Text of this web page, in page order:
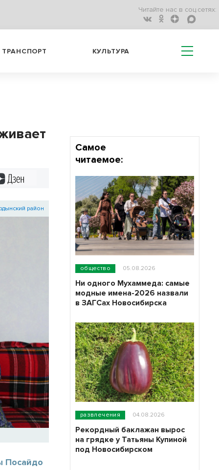
Читайте нас в соц.сетях:
ТРАНСПОРТ КУЛЬТУРА
район
Посайдо
Самое
читаемое:
общество 05.08.2026
Ни одного Мухаммеда: самые
модные имена-2026 назвали
в ЗАГСах Новосибирска
развлечения 04.08.2026
Рекордный баклажан вырос
на грядке у Татьяны Купиной
под Новосибирском